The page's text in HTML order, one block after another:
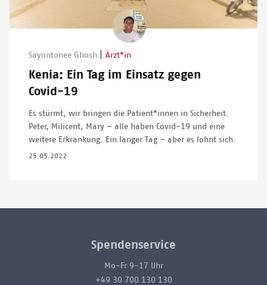
Image
Sayontonee Ghosh Ärzt*in
Kenia: Ein Tag im Einsatz gegen
Covid-19
Es stürmt, wir bringen die Patient*innen in Sicherheit.
Peter, Milicent, Mary – alle haben Covid-19 und eine
weitere Erkrankung. Ein langer Tag – aber es lohnt sich.
25.05.2022
Spendenservice
Mo-Fr 9-17 Uhr
+49 30 700 130 130